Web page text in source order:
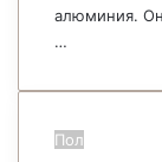
алюминия.
…
Пол